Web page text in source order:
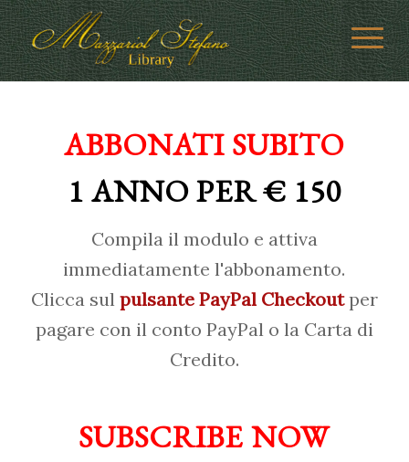
ABBONATI SUBITO
1 ANNO PER € 150
Compila il modulo e attiva
immediatamente l'abbonamento.
Clicca sul pulsante PayPal Checkoutper
pagare con il conto PayPal o la Carta di
Credito.
SUBSCRIBE NOW